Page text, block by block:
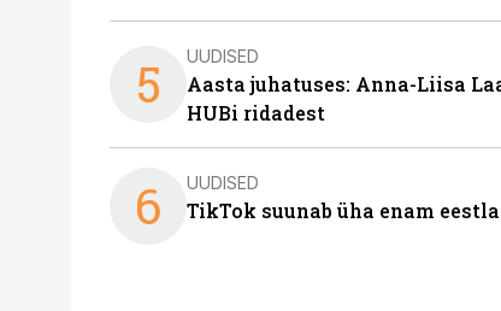
5 UUDISED
Aasta juhatuses: Anna-Liisa
HUBi ridadest
6 UUDISED
TikTok suunab üha enam